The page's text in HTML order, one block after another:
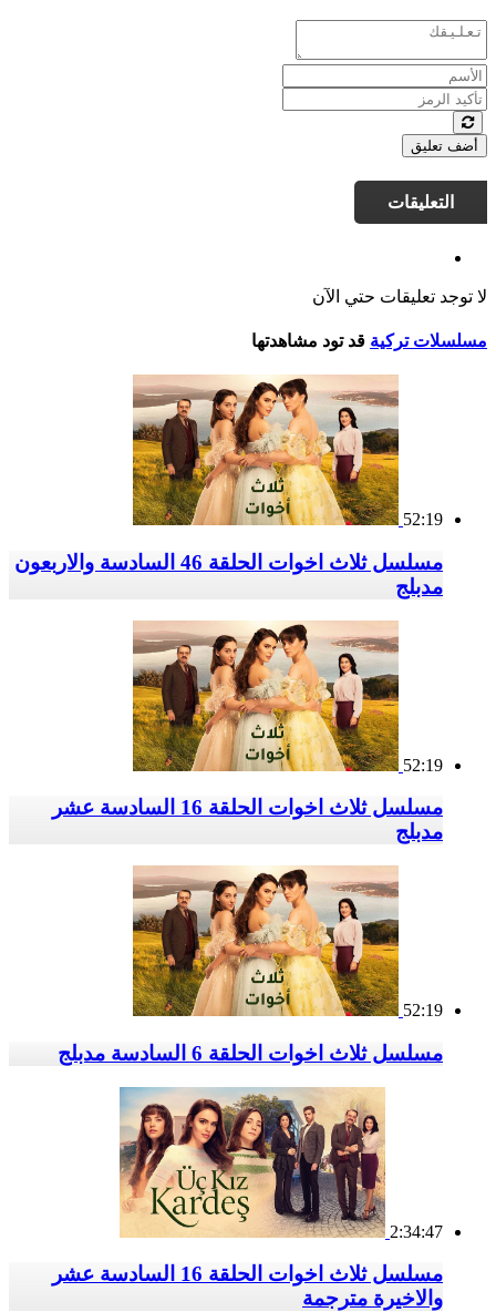
أضف تعليق
التعليقات
لا توجد تعليقات حتي الآن
مسلسلات تركية قد تود مشاهدتها
52:19
مسلسل ثلاث اخوات الحلقة 46 السادسة والاربعون
مدبلج
52:19
مسلسل ثلاث اخوات الحلقة 16 السادسة عشر
مدبلج
52:19
مسلسل ثلاث اخوات الحلقة 6 السادسة مدبلج
2:34:47
مسلسل ثلاث اخوات الحلقة 16 السادسة عشر
والاخيرة مترجمة